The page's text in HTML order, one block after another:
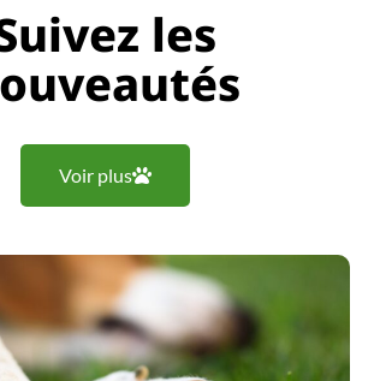
les
Voir plus